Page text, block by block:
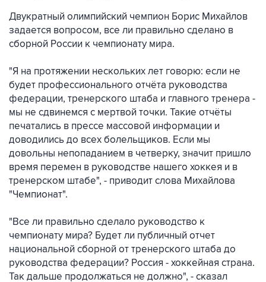
Двукратный олимпийский чемпион Борис Михайлов
задается вопросом, все ли правильно сделано в
сборной России к чемпионату мира.
"Я на протяжении нескольких лет говорю: если не
будет профессионального отчёта руководства
федерации, тренерского штаба и главного тренера -
мы не сдвинемся с мертвой точки. Такие отчёты
печатались в прессе массовой информации и
доводились до всех болельщиков. Если мы
довольны непопаданием в четверку, значит пришло
время перемен в руководстве нашего хоккея и в
тренерском штабе", - приводит слова Михайлова
"Чемпионат".
"Все ли правильно сделало руководство к
чемпионату мира? Будет ли публичный отчет
национальной сборной от тренерского штаба до
руководства федерации? Россия - хоккейная страна.
Так дальше продолжаться не должно", - сказал